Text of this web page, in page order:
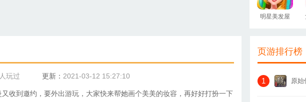
明星美发屋
玩过 更新： 2021-03-12 15:27:10
收到邀约，要外出游玩，大家快来帮她画个美美的妆容，再好好打扮一下
页游排行榜
1 原始